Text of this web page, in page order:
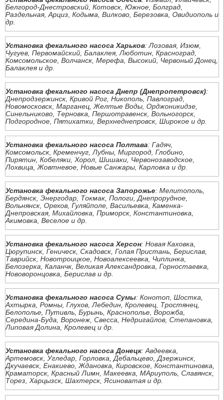
Белгород-Днестровский, Котовск, Южное, Болград,
Раздельная, Арциз, Кодыма, Вилково, Березовка, Овидиополь и
др.
Установка фекального насоса Харьков: Лозовая, Изюм,
Чугуев, Первомайский, Балаклея, Люботин, Красноград,
Комсомольское, Волчанск, Мерефа, Высокий, Червоный Донец,
Балаклея и др.
Установка фекального насоса Днепр (Днепропетровск):
Днепродзержинск, Кривой Рог, Никополь, Павлоград,
Новомосковск, Марганец, Желтые Воды, Орджоникидзе,
Синельниково, Терновка, Першотравенск, Вольногорск,
Подгородное, Пятихатки, Верхнеднепровск, Широкое и др.
Установка фекального насоса Полтава: Гадяч,
Комсомольск, Кременчуг, Лубны, Миргород, Глобино,
Пирятин, Кобеляки, Хорол, Шишаки, Червонозаводское,
Лохвица, Жовтневое, Новые Санжары, Карловка и др.
Установка фекального насоса Запорожье: Мелитополь,
Бердянск, Энергодар, Токмак, Пологи, Днепрорудное,
Вольнянск, Орехов, Гуляйполе, Васильевка, Каменка-
Днепровская, Михайловка, Приморск, Константиновка,
Акимовка, Веселое и др.
Установка фекального насоса Херсон: Новая Каховка,
Цюрупинск, Геническ, Скадовск, Голая Пристань, Берислав,
Таврийск, Новотроицкое, Новоалексеевка, Чиплинка,
Белозерка, Каланчк, Великая Александровка, Горностаевка,
Нововоронцовка, Берислав и др.
Установка фекального насоса Сумы: Конотоп, Шостка,
Ахтырка, Ромны, Глухов, Лебедин, Кролевец, Тростянец,
Белополье, Путивль, Бурынь, Краснополье, Ворожба,
Середина-Буда, Воронеж, Свесса, Недригайлов, Степановка,
Липовая Долина, Кролевец и др.
Установка фекального насоса Донецк: Авдеевка,
Артемовск, Угледар, Горловка, Дебальцево, Дзержинск,
Дкучаевск, Енакиево, Ждановка, Кировское, Константиновка,
Краматорск, Красный Лимн, Макеевка, МАриуполь, Славянск,
Торез, Харцызск, Шахтерск, Ясиноватая и др.